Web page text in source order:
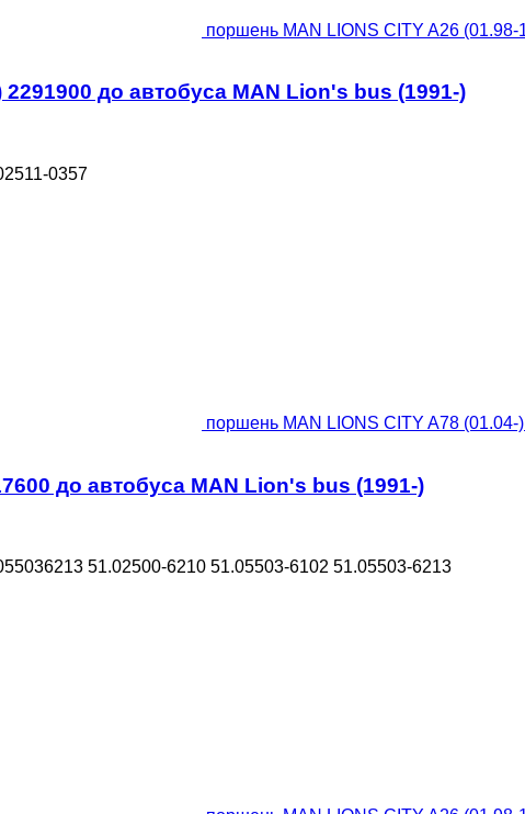
поршень MAN LIONS CITY A26
до автобуса MAN Lion's bus (1991-)
0357
поршень MAN LIONS CITY A78
до автобуса MAN Lion's bus (1991-)
51.02500-6210 51.05503-6102 51.05503-6213